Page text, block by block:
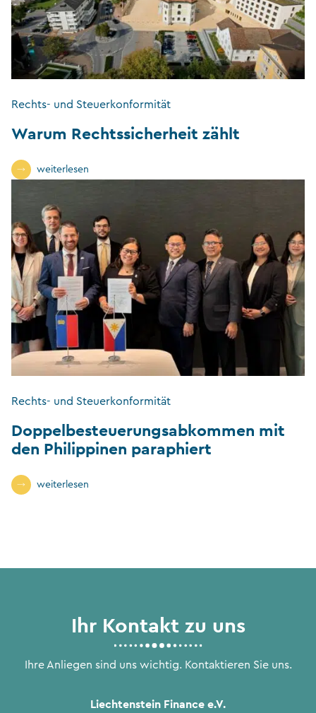
Rechts- und Steuerkonformität
Warum Rechtssicherheit zählt
weiterlesen
Rechts- und Steuerkonformität
Doppelbesteuerungsabkommen mit
den Philippinen paraphiert
weiterlesen
Ihr Kontakt zu uns
Ihre Anliegen sind uns wichtig. Kontaktieren Sie uns.
Liechtenstein Finance e.V.